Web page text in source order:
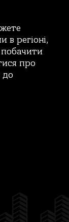
в регіоні,
побачити
про
до